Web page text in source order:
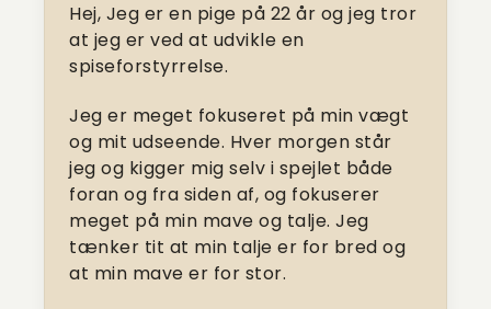
Hej, Jeg er en pige på 22 år og jeg tror
at jeg er ved at udvikle en
spiseforstyrrelse.
Jeg er meget fokuseret på min vægt
og mit udseende. Hver morgen står
jeg og kigger mig selv i spejlet både
foran og fra siden af, og fokuserer
meget på min mave og talje. Jeg
tænker tit at min talje er for bred og
at min mave er for stor.